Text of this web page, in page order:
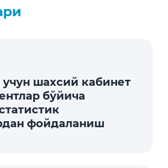
учун шахсий кабинет
бўйича
фойдаланиш